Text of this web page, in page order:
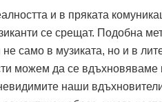
и в пряката
се срещат. Подобна
само в музиката, но и в
можем да се
наши